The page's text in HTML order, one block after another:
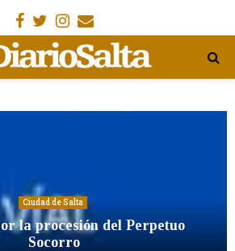
Facebook
Gorjeo
Instagram
Email
Ciudad de Salta
la procesión del Perpetuo
Socorro